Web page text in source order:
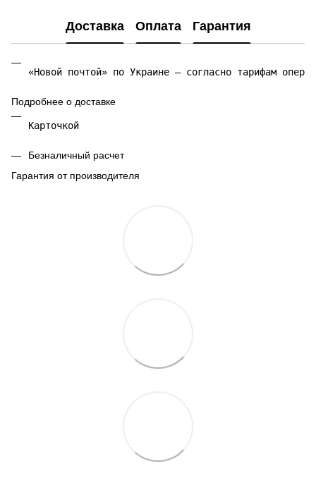
Доставка Оплата Гарантия
«Новой почтой» по Украине — согласно тарифам
Подробнее о доставке
Карточкой
Безналичный расчет
Гарантия от производителя